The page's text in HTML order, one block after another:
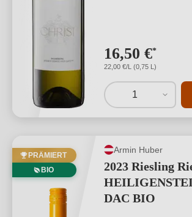
16,50 €*
22,00 €/L (0,75 L)
1
PRÄMIERT
BIO
Armin Huber
2023 Riesling
DAC BIO